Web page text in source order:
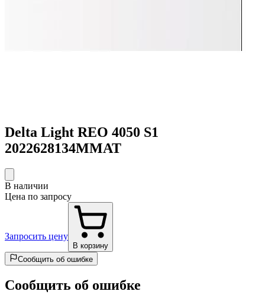
Delta Light REO 4050 S1
2022628134MMAT
В наличии
Цена по запросу
Запросить цену
В корзину
Сообщить об ошибке
Сообщить об ошибке